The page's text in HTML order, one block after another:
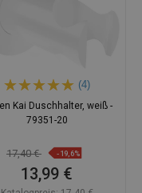
(4)
Kai Duschhalter, weiß -
79351-20
17,40 € -19,6%
13,99 €